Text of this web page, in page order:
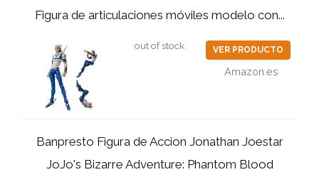
Figura de articulaciones móviles modelo con...
out of stock VER PRODUCTO
Amazon.es
Banpresto Figura de Accion Jonathan Joestar
JoJo's Bizarre Adventure: Phantom Blood